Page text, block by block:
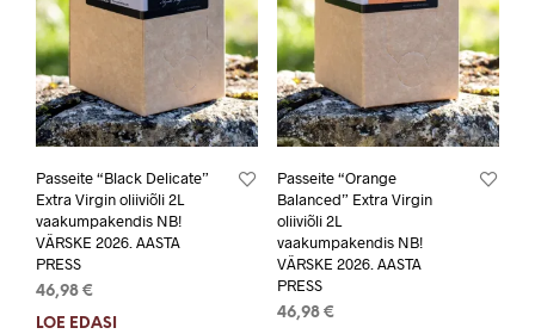
Passeite “Black Delicate”
Extra Virgin oliiviõli 2L
vaakumpakendis NB!
VÄRSKE 2026. AASTA
PRESS
46,98 €
LOE EDASI
Passeite “Orange
Balanced” Extra Virgin
oliiviõli 2L
vaakumpakendis NB!
VÄRSKE 2026. AASTA
PRESS
46,98 €